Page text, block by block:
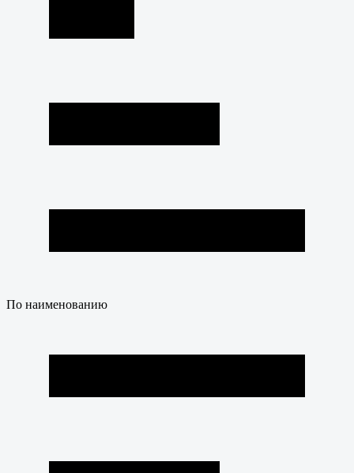
По наименованию